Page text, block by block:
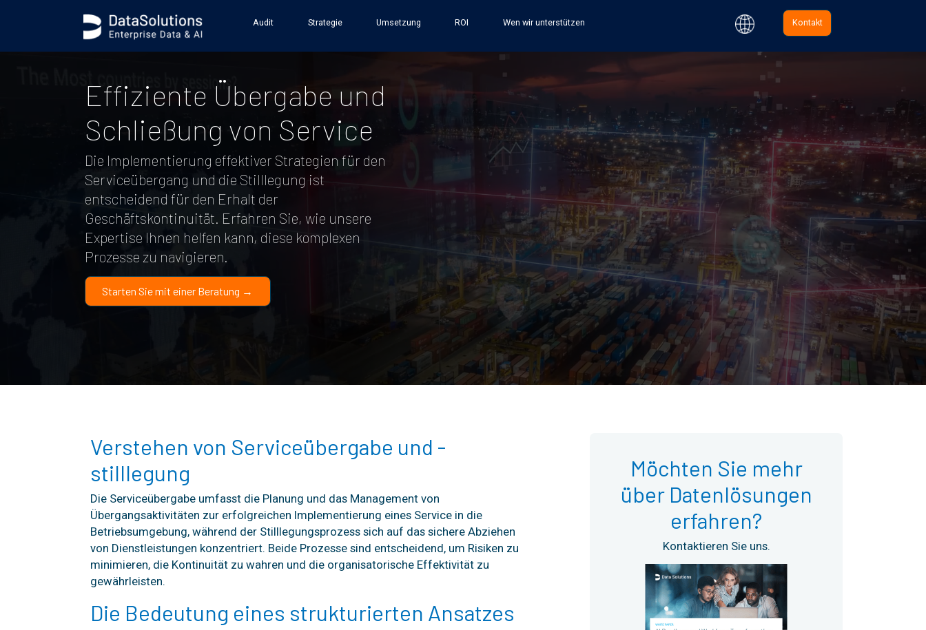
Audit Strategie Umsetzung ROI Wen wir unterstützen Kontakt
Effiziente Übergabe und
Schließung von Service
Die Implementierung effektiver Strategien für den
Serviceübergang und die Stilllegung ist
entscheidend für den Erhalt der
Geschäftskontinuität. Erfahren Sie, wie unsere
Expertise Ihnen helfen kann, diese komplexen
Prozesse zu navigieren.
Starten Sie mit einer Beratung →
Verstehen von Serviceübergabe und -
stilllegung
Die Serviceübergabe umfasst die Planung und das Management von
Übergangsaktivitäten zur erfolgreichen Implementierung eines Service in die
Betriebsumgebung, während der Stilllegungsprozess sich auf das sichere Abziehen
von Dienstleistungen konzentriert. Beide Prozesse sind entscheidend, um Risiken zu
minimieren, die Kontinuität zu wahren und die organisatorische Effektivität zu
gewährleisten.
Die Bedeutung eines strukturierten Ansatzes
Möchten Sie mehr
über Datenlösungen
erfahren?
Kontaktieren Sie uns.